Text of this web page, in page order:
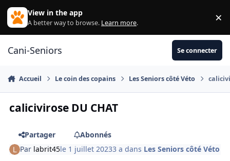
Aller au contenu
View in the app
A better way to browse. Learn more. ×
Cani-Seniors Se connecter
Accueil Le coin des copains Les Seniors côté Véto
calicivirose DU CHAT
Partager
Abonnés
Par labrit45le 1 juillet 20233 a dans Les Seniors côté Véto